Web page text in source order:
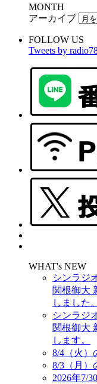
MONTH
アーカイブ
FOLLOW US
Tweets by
WHAT's NEW
シンラジ
関根御大
しました。
シンラジ
関根御大
します。
8/4（火）
8/3（月）
2026年7/